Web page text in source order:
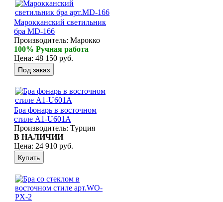
Марокканский светильник
бра MD-166
Производитель: Марокко
100% Ручная работа
Цена: 48 150 руб.
Бра фонарь в восточном
стиле A1-U601A
Производитель: Турция
В НАЛИЧИИ
Цена: 24 910 руб.